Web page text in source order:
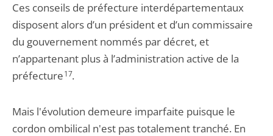
Ces conseils de préfecture interdépartementaux
disposent alors d’un président et d’un commissaire
du gouvernement nommés par décret, et
n’appartenant plus à l’administration active de la
préfecture17.
Mais l'évolution demeure imparfaite puisque le
cordon ombilical n'est pas totalement tranché. En